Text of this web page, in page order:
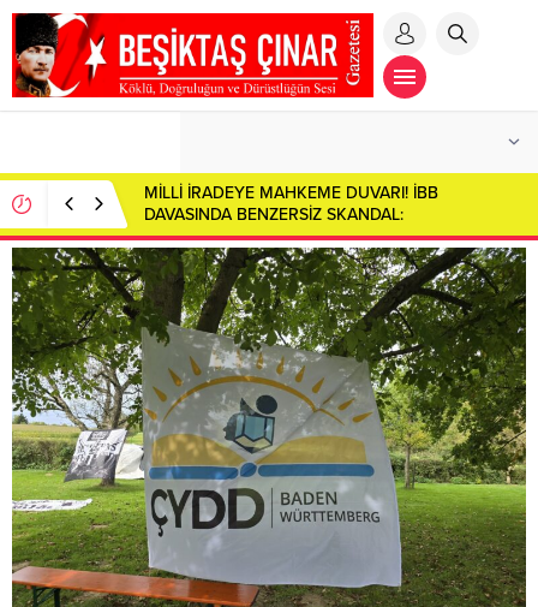
MİLLİ İRADEYE MAHKEME DUVARI! İBB
DAVASINDA BENZERSİZ SKANDAL:
CUMHURBAŞKANI ADAYI İMAMOĞLU SALONDAN
ÇIKARILDI!